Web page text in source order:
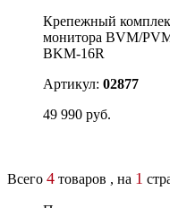
Крепежный
монитора BVM/
BKM-16R
Артикул: 02877
49 990 руб.
Всего 4 товаров , на 1